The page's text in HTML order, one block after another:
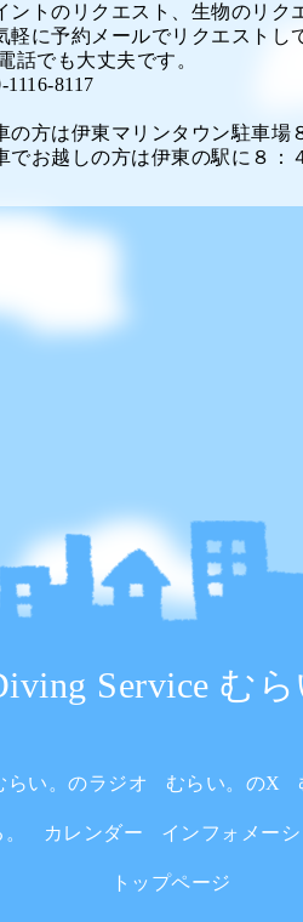
ントのリクエスト、生物のリク
軽に予約メールでリクエストし
話でも大丈夫です。
1116-8117
の方は伊東マリンタウン駐車場
でお越しの方は伊東の駅に８：
Service むら
らい。のラジオ むらい。のX
カレンダー インフォメー
トップページ